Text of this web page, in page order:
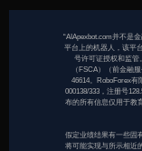
“AIApexbot.com并不是
平台上的机器人，该平
号许可证授权和监管
（FSCA）（前金融
46614。RoboForex
000138/333，注册号
布的所有信息仅用于教
假定业绩结果有一些固
将可能实现与所示相近